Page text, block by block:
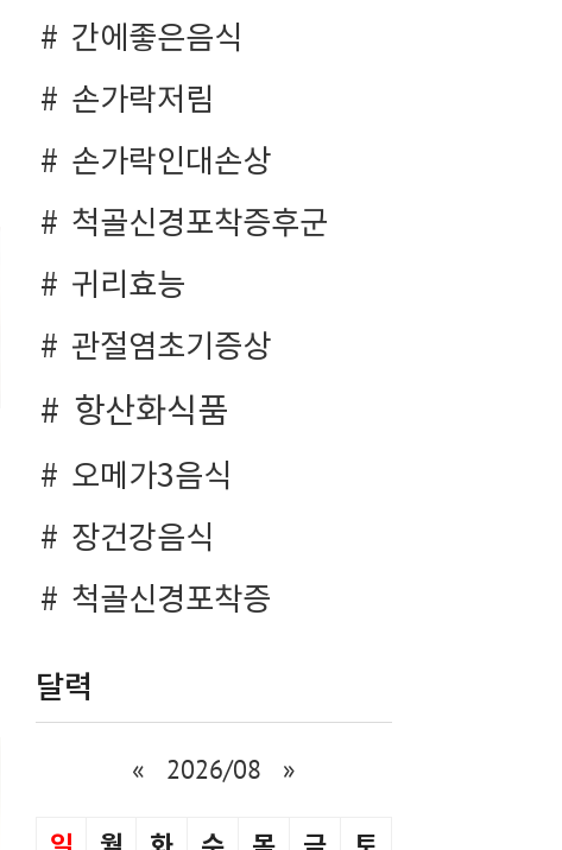
간에좋은음식
손가락저림
손가락인대손상
척골신경포착증후군
귀리효능
관절염초기증상
항산화식품
오메가3음식
장건강음식
척골신경포착증
달력
« 2026/08 »